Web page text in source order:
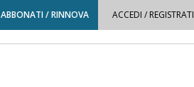
ABBONATI / RINNOVA ACCEDI / REGISTRATI